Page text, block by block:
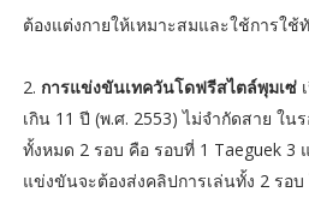
ต้องแต่งกายให้เหมาะสมและใช้การใ
2. การแข่งขันเทควันโดฟรีสไตล์พุมเซ่
เกิน 11 ปี (พ.ศ. 2553) ไม่จำกัดสาย ใ
ทั้งหมด 2 รอบ คือ รอบที่ 1 Taeguek 3
แข่งขันจะต้องส่งคลิปการเล่นทั้ง 2 รอ